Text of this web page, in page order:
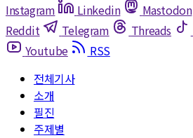
Instagram
Linkedin Mastodon
Reddit
Telegram Threads
Youtube
RSS
전체기사
소개
필진
주제별